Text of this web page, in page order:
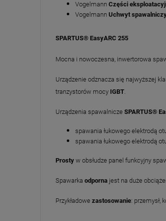
Vogelmann Części
Vogelmann Uchwyt
SPARTUS® EasyARC 255
Mocna i nowoczesna, inwertorowa
Urządzenie odznacza się najwyższej
tranzystorów mocy IGBT.
Urządzenia spawalnicze SPARTUS®
spawania łukowego elektrodą
spawania łukowego elektrodą
Prosty w obsłudze panel funkcyjny
Spawarka odporna jest na duże
Przykładowe zastosowanie: przemysł,